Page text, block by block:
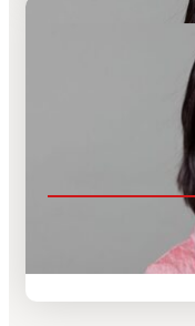
Melinda TIEGER
Studiengangsreferentin Internationale
Internationale